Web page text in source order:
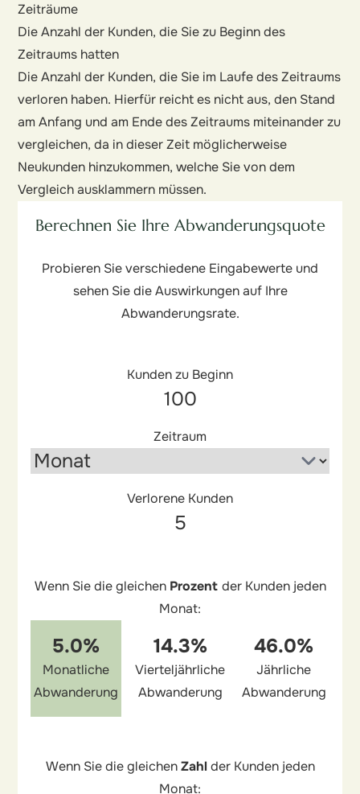
Zeiträume
Die Anzahl der Kunden, die Sie zu Beginn des
Zeitraums hatten
Die Anzahl der Kunden, die Sie im Laufe des Zeitraums
verloren haben. Hierfür reicht es nicht aus, den Stand
am Anfang und am Ende des Zeitraums miteinander zu
vergleichen, da in dieser Zeit möglicherweise
Neukunden hinzukommen, welche Sie von dem
Vergleich ausklammern müssen.
Berechnen Sie Ihre Abwanderungsquote
Probieren Sie verschiedene Eingabewerte und
sehen Sie die Auswirkungen auf Ihre
Abwanderungsrate.
Kunden zu Beginn
Zeitraum
Verlorene Kunden
Wenn Sie die gleichen Prozent der Kunden jeden
Monat:
5.0%
Monatliche
Abwanderung
14.3%
Vierteljährliche
Abwanderung
46.0%
Jährliche
Abwanderung
Wenn Sie die gleichenZahlder Kunden jeden
Monat: